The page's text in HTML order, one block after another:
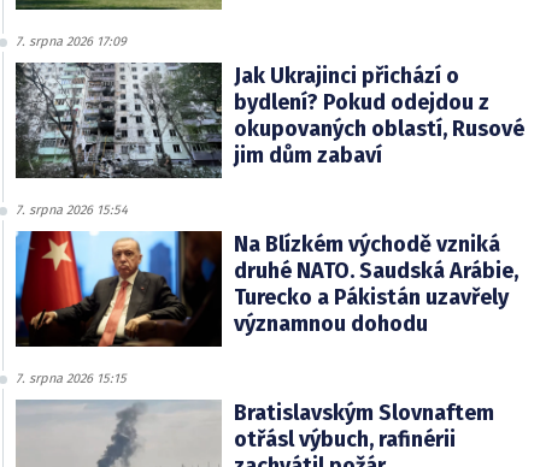
7. srpna 2026 17:09
Jak Ukrajinci přichází o
bydlení? Pokud odejdou z
okupovaných oblastí, Rusové
jim dům zabaví
7. srpna 2026 15:54
Na Blízkém východě vzniká
druhé NATO. Saudská Arábie,
Turecko a Pákistán uzavřely
významnou dohodu
7. srpna 2026 15:15
Bratislavským Slovnaftem
otřásl výbuch, rafinérii